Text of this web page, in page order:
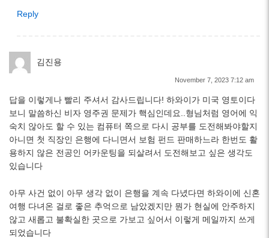
Reply
김진용
November 7, 2023 7:12 am
답을 이렇게나 빨리 주셔서 감사드립니다! 하와이가 미국 영토이다
보니 말씀하신 비자 영주권 문제가 핵심인데요..형님처럼 영어에 익
숙치 않아도 할 수 있는 컴퓨터 쪽으로 다시 공부를 도전해봐야할지
아니면 첫 직장인 은행에 다니면서 보험 펀드 판매하느라 한번도 활
용하지 않은 전공인 어카운팅을 되살려서 도전해보고 싶은 생각도
있습니다
아무 사건 없이 아무 생각 없이 은행을 계속 다녔다면 하와이에 신혼
여행 다녀온 걸로 좋은 추억으로 남았겠지만 뭔가 현실에 안주하지
않고 새롭고 불확실한 곳으로 가보고 싶어서 이렇게 메일까지 쓰게
되었습니다